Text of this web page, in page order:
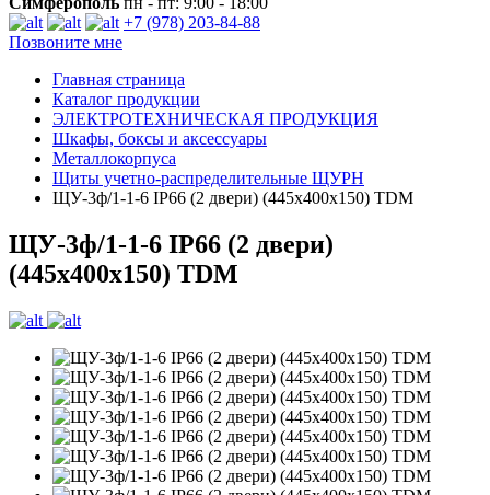
+7 (978) 203-84-88
Позвоните мне
Главная страница
Каталог продукции
ЭЛЕКТРОТЕХНИЧЕСКАЯ ПРОДУКЦИЯ
Шкафы, боксы и аксессуары
Металлокорпуса
Щиты учетно-распределительные ЩУРН
ЩУ-3ф/1-1-6 IP66 (2 двери) (445х400х150) TDM
ЩУ-3ф/1-1-6 IP66 (2 двери)
(445х400х150) TDM